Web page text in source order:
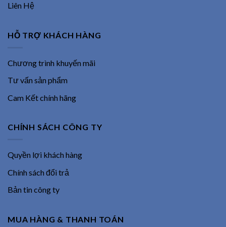
Liên Hệ
HỖ TRỢ KHÁCH HÀNG
Chương trình khuyến mãi
Tư vấn sản phẩm
Cam Kết chính hãng
CHÍNH SÁCH CÔNG TY
Quyền lợi khách hàng
Chính sách đổi trả
Bản tin công ty
MUA HÀNG & THANH TOÁN